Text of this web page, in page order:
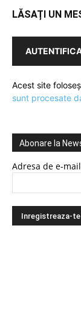
LĂSAȚI UN
Acest site
sunt procesate
Abonare la
Adresa de e-